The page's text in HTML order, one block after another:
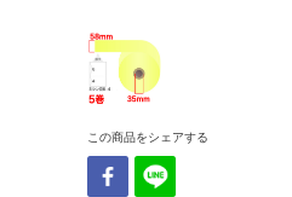
この商品をシェアする